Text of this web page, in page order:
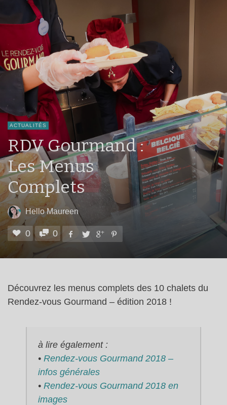
ACTUALITÉS
RDV Gourmand :
Les Menus
Complets
Hello Maureen
0 0
Découvrez les menus complets des 10 chalets du
Rendez-vous Gourmand – édition 2018 !
à lire également :
• Rendez-vous Gourmand 2018 –
infos générales
• Rendez-vous Gourmand 2018 en
images